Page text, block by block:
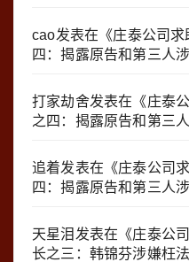
cao发表在《庄泰公司求
四：揭露原告和第三人
打家劫舍发表在《庄泰
之四：揭露原告和第三
追着发表在《庄泰公司
四：揭露原告和第三人
天星泪 发表在《庄泰公
长之三：韩锦芬涉嫌枉